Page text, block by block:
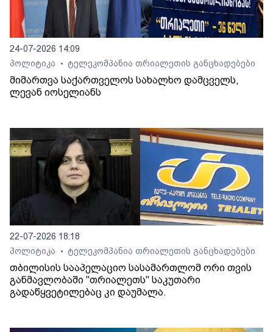
24-07-2026 14:09
პოლიტიკა
• ტელეკომპანია თრიალეთის განცხადებები
მიმართვა საქართველოს სახალხო დამცველს,
ლევან იოსელიანს
22-07-2026 18:18
პოლიტიკა
• ტელეკომპანია თრიალეთის განცხადებები
თბილისის სააპელაციო სასამართლომ ორი თვის
განმავლობაში "თრიალეთს" საკუთარი
გადაწყვეტილებაც კი დაუმალა.